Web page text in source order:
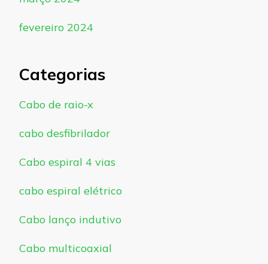
fevereiro 2024
Categorias
Cabo de raio-x
cabo desfibrilador
Cabo espiral 4 vias
cabo espiral elétrico
Cabo lanço indutivo
Cabo multicoaxial